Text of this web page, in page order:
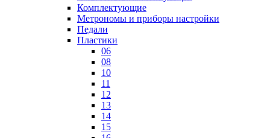
Комплектующие
Метрономы и приборы настройки
Педали
Пластики
06
08
10
11
12
13
14
15